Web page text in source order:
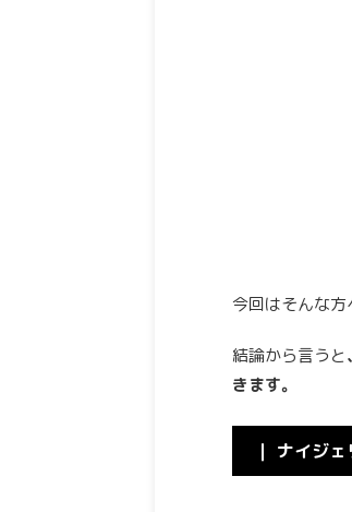
今回はそんな方
結論から言うと
きます。
｜ ナイジ